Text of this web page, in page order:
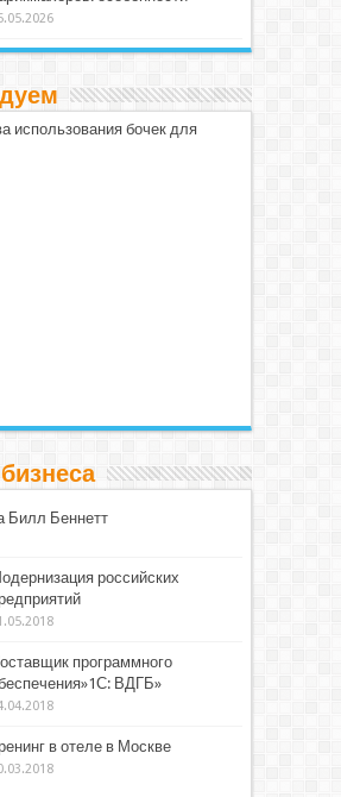
использования бочек для
Билл Беннетт
российских
программного
ВДГБ»
в отеле в Москве